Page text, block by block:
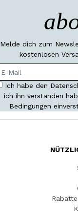
Melde dich zum
kostenlosen
Ich habe den
ich ihn verstanden
Bedingungen